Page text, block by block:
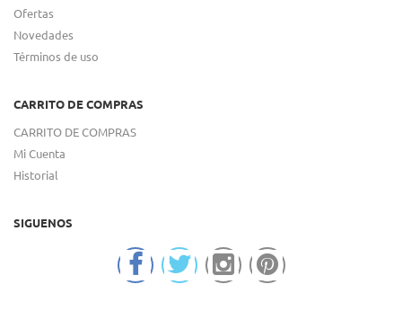
Ofertas
Novedades
Términos de uso
CARRITO DE COMPRAS
CARRITO DE COMPRAS
Mi Cuenta
Historial
SIGUENOS